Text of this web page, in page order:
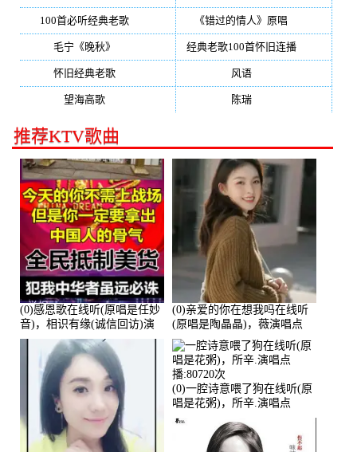
100首必听经典老歌 《错过的情人》原唱
毛宁《晚秋》 经典老歌100首怀旧连播(134)
怀旧经典老歌 风语(132)
望海高歌 陈瑞(128)
推荐KTV歌曲
(0)感恩歌在线听(原唱是任妙
音)，相识有缘(诚信回访)演
唱点播:161288次
(0)亲爱的你在想我吗在线听
(原唱是陶晶晶)，薇演唱点
播:159722次
(0)一腔诗意喂了狗在线听(原
唱是花粥)，所辛.演唱点
播:80720次